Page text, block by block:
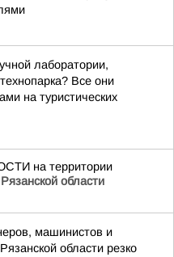
лаборатории,
Все они
на туристических
на территории
области
машинистов и
области резко